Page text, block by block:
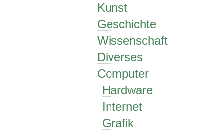
Kunst
Geschichte
Wissenschaft
Diverses
Computer
Hardware
Internet
Grafik